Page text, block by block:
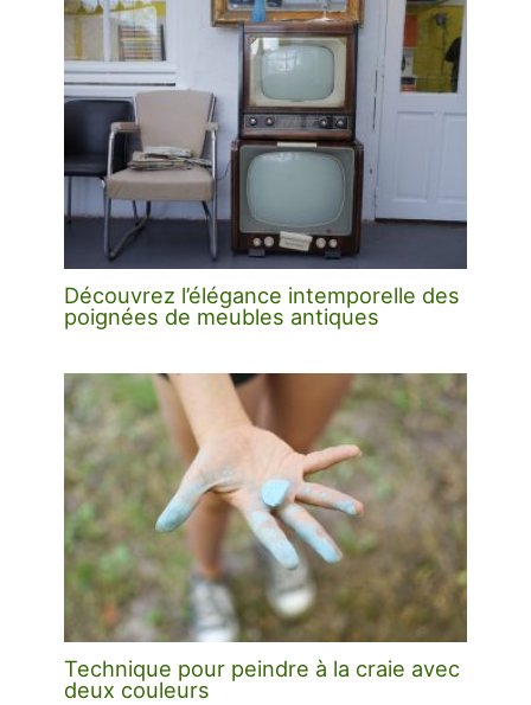
Découvrez l’élégance intemporelle des
poignées de meubles antiques
Technique pour peindre à la craie avec
deux couleurs